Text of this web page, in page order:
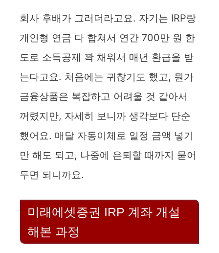
회사 후배가 그러더라고요. 자기는 IRP랑
개인형 연금 다 합쳐서 연간 700만 원 한
도로 소득공제 꽉 채워서 매년 환급을 받
는다고요. 처음에는 귀찮기도 했고, 뭔가
금융상품은 복잡하고 어려울 것 같아서
꺼렸지만, 자세히 보니까 생각보다 단순
했어요. 매달 자동이체로 일정 금액 넣기
만 해도 되고, 나중에 은퇴할 때까지 묻어
두면 되니까요.
미래에셋증권 IRP 계좌 개설
해본 과정